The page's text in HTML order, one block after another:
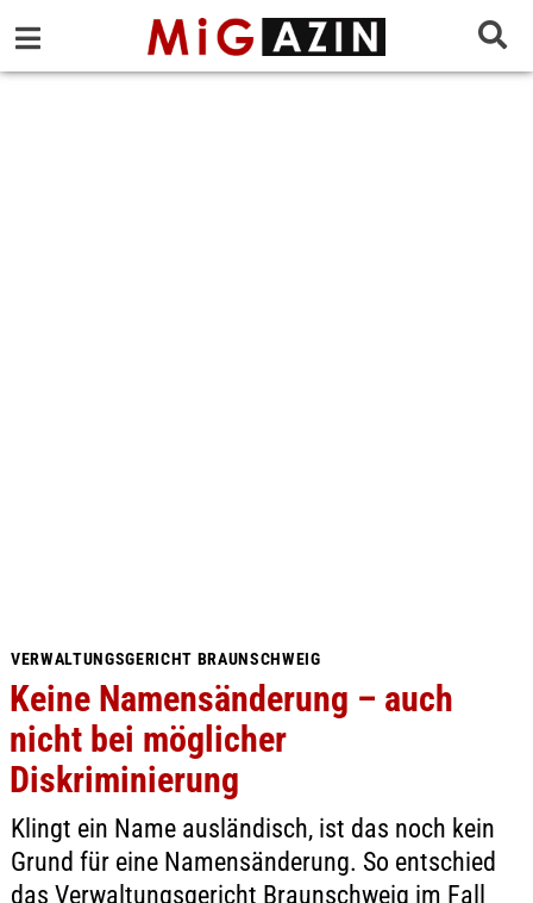
VERWALTUNGSGERICHT BRAUNSCHWEIG
Keine Namensänderung – auch
nicht bei möglicher
Diskriminierung
Klingt ein Name ausländisch, ist das noch kein
Grund für eine Namensänderung. So entschied
das Verwaltungsgericht Braunschweig im Fall